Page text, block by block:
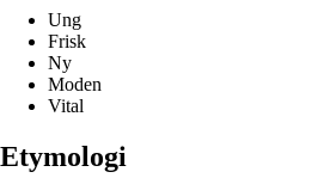
Ung
Frisk
Ny
Moden
Vital
Etymologi